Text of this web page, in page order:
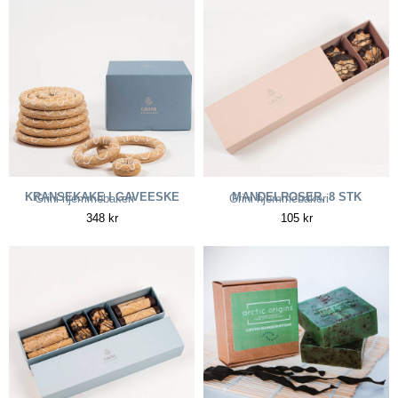
KRANSEKAKE I GAVEESKE
348 kr
Grini hjemmebakeri
MANDELROSER, 8 STK
105 kr
Grini hjemmebakeri